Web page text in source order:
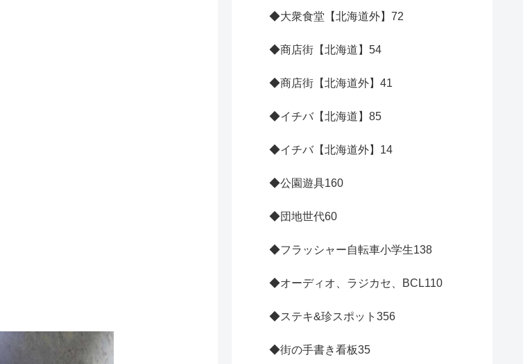
◆大衆食堂【北海道外】 72
◆商店街【北海道】 54
◆商店街【北海道外】 41
◆イチバ【北海道】 85
◆イチバ【北海道外】 14
◆公園遊具160
◆団地世代60
◆フラッシャー自転車小学生138
◆オーディオ、ラジカセ、BCL110
◆ステキ&珍スポット 356
◆街の手書き看板35